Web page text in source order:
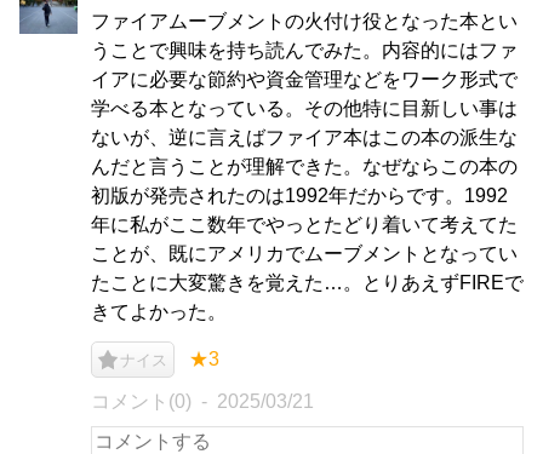
ファイアムーブメントの火付け役となった本とい
うことで興味を持ち読んでみた。内容的にはファ
イアに必要な節約や資金管理などをワーク形式で
学べる本となっている。その他特に目新しい事は
ないが、逆に言えばファイア本はこの本の派生な
んだと言うことが理解できた。なぜならこの本の
初版が発売されたのは1992年だからです。1992
年に私がここ数年でやっとたどり着いて考えてた
ことが、既にアメリカでムーブメントとなってい
たことに大変驚きを覚えた…。とりあえずFIREで
きてよかった。
ナイス ★3
コメント(0) 2025/03/21